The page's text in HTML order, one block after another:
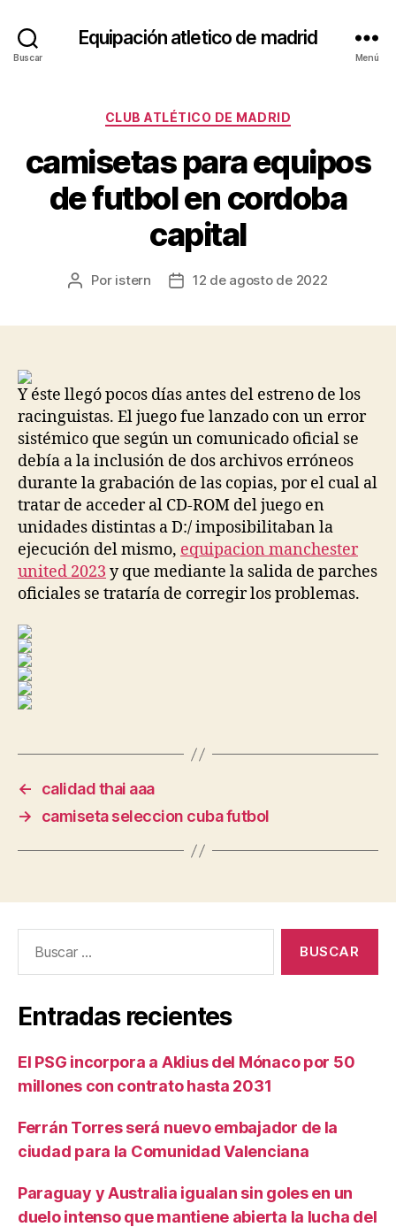
Buscar
Equipación atletico de madrid
Menú
Categorías
CLUB ATLÉTICO DE MADRID
camisetas para equipos
de futbol en cordoba
capital
Autor
Por istern
Fecha12 de agosto de 2022
Y éste llegó pocos días antes del estreno de los
racinguistas. El juego fue lanzado con un error
sistémico que según un comunicado oficial se
debía a la inclusión de dos archivos erróneos
durante la grabación de las copias, por el cual al
tratar de acceder al CD-ROM del juego en
unidades distintas a D:/ imposibilitaban la
ejecución del mismo, equipacion manchester
united 2023 y que mediante la salida de parches
oficiales se trataría de corregir los problemas.
←
calidad thai aaa
→
camiseta seleccion cuba futbol
Entradas recientes
El PSG incorpora a Aklius del Mónaco por 50
millones con contrato hasta 2031
Ferrán Torres será nuevo embajador de la
ciudad para la Comunidad Valenciana
Paraguay y Australia igualan sin goles en un
duelo intenso que mantiene abierta la lucha del